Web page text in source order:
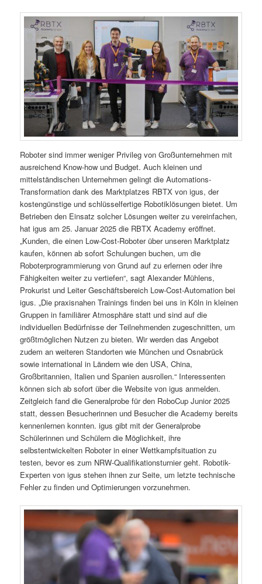
Roboter sind immer weniger Privileg von Großunternehmen mit
ausreichend Know-how und Budget. Auch kleinen und
mittelständischen Unternehmen gelingt die Automations-
Transformation dank des Marktplatzes RBTX von igus, der
kostengünstige und schlüsselfertige Robotiklösungen bietet. Um
Betrieben den Einsatz solcher Lösungen weiter zu vereinfachen,
hat igus am 25. Januar 2025 die RBTX Academy eröffnet.
„Kunden, die einen Low-Cost-Roboter über unseren Marktplatz
kaufen, können ab sofort Schulungen buchen, um die
Roboterprogrammierung von Grund auf zu erlernen oder ihre
Fähigkeiten weiter zu vertiefen“, sagt Alexander Mühlens,
Prokurist und Leiter Geschäftsbereich Low-Cost-Automation bei
igus. „Die praxisnahen Trainings finden bei uns in Köln in kleinen
Gruppen in familiärer Atmosphäre statt und sind auf die
individuellen Bedürfnisse der Teilnehmenden zugeschnitten, um
größtmöglichen Nutzen zu bieten. Wir werden das Angebot
zudem an weiteren Standorten wie München und Osnabrück
sowie international in Ländern wie den USA, China,
Großbritannien, Italien und Spanien ausrollen.“ Interessenten
können sich ab sofort über die Website von igus anmelden.
Zeitgleich fand die Generalprobe für den RoboCup Junior 2025
statt, dessen Besucherinnen und Besucher die Academy bereits
kennenlernen konnten. igus gibt mit der Generalprobe
Schülerinnen und Schülern die Möglichkeit, ihre
selbstentwickelten Roboter in einer Wettkampfsituation zu
testen, bevor es zum NRW-Qualifikationsturnier geht. Robotik-
Experten von igus stehen ihnen zur Seite, um letzte technische
Fehler zu finden und Optimierungen vorzunehmen.